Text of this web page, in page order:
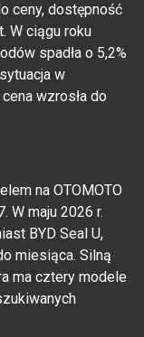
ceny, dostępność
W ciągu roku
spadła o 5,2%
w
wzrosła do
na OTOMOTO
W maju 2026 r.
BYD Seal U,
miesiąca. Silną
ma cztery modele